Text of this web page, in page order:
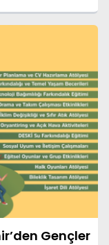
Gençler